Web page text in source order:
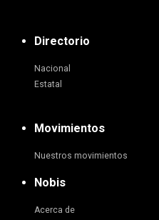
Directorio
Nacional
Estatal
Movimientos
Nuestros movimientos
Nobis
Acerca de